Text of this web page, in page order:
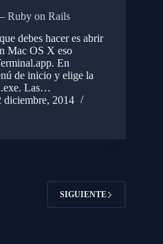
Ruby on Rails
debes hacer es abrir
Mac OS X eso
En
de inicio y elige la
Las…
diciembre, 2014
SIGUIENTE